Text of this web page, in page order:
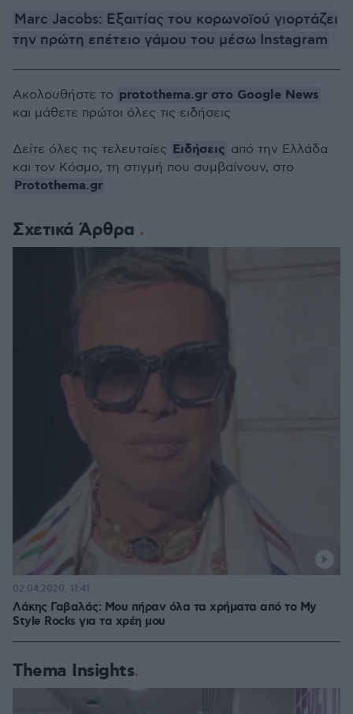
Marc Jacobs: Εξαιτίας του κορωνοϊού γιορτάζει
την πρώτη επέτειο γάμου του μέσω Instagram
Σχετικά Άρθρα
Λάκης Γαβαλάς: Μου πήραν όλα τα χρήματα από το My
Style Rocks για τα χρέη μου
02.04.2020, 11:41
Thema Insights
Ακολουθήστε το protothema.gr στο Google News
και μάθετε πρώτοι όλες τις ειδήσεις
Δείτε όλες τις τελευταίες Ειδήσεις από την Ελλάδα
και τον Κόσμο, τη στιγμή που συμβαίνουν, στο
Protothema.gr